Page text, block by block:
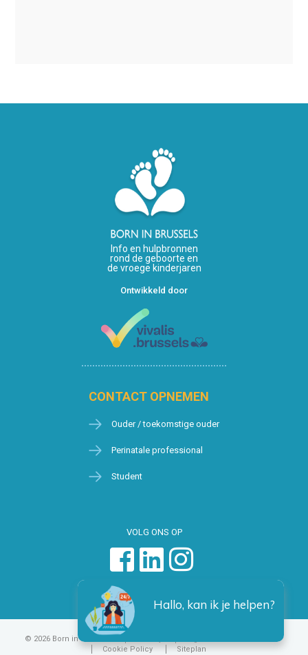
Info en hulpbronnen
rond de geboorte en
de vroege kinderjaren
Ontwikkeld door
CONTACT OPNEMEN
Ouder / toekomstige ouder
Perinatale professional
Student
VOLG ONS OP
Hallo, kan ik je helpen?
© 2026 Born in Brussels
Cookie Policy
Siteplan